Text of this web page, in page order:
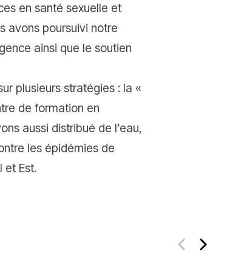
en santé sexuelle et
avons poursuivi notre
ainsi que le soutien
plusieurs stratégies : la «
de formation en
aussi distribué de l’eau,
les épidémies de
et Est.